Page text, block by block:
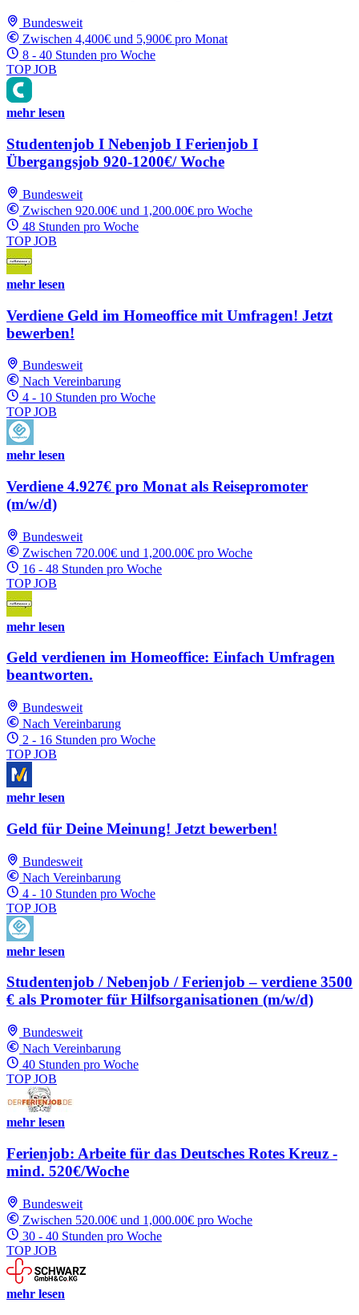
Bundesweit
Zwischen 4,400€ und 5,900€ pro Monat
8 - 40 Stunden pro Woche
TOP JOB
mehr lesen
Studentenjob I Nebenjob I Ferienjob I
Übergangsjob 920-1200€/ Woche
Bundesweit
Zwischen 920.00€ und 1,200.00€ pro Woche
48 Stunden pro Woche
TOP JOB
mehr lesen
Verdiene Geld im Homeoffice mit Umfragen! Jetzt
bewerben!
Bundesweit
Nach Vereinbarung
4 - 10 Stunden pro Woche
TOP JOB
mehr lesen
Verdiene 4.927€ pro Monat als Reisepromoter
(m/w/d)
Bundesweit
Zwischen 720.00€ und 1,200.00€ pro Woche
16 - 48 Stunden pro Woche
TOP JOB
mehr lesen
Geld verdienen im Homeoffice: Einfach Umfragen
beantworten.
Bundesweit
Nach Vereinbarung
2 - 16 Stunden pro Woche
TOP JOB
mehr lesen
Geld für Deine Meinung! Jetzt bewerben!
Bundesweit
Nach Vereinbarung
4 - 10 Stunden pro Woche
TOP JOB
mehr lesen
Studentenjob / Nebenjob / Ferienjob – verdiene 3500
€ als Promoter für Hilfsorganisationen (m/w/d)
Bundesweit
Nach Vereinbarung
40 Stunden pro Woche
TOP JOB
mehr lesen
Ferienjob: Arbeite für das Deutsches Rotes Kreuz -
mind. 520€/Woche
Bundesweit
Zwischen 520.00€ und 1,000.00€ pro Woche
30 - 40 Stunden pro Woche
TOP JOB
mehr lesen